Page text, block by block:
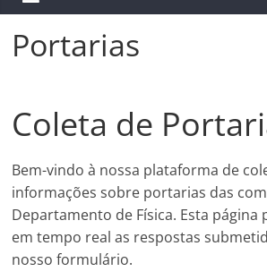
Portarias
Coleta de
Bem-vindo à nossa plataforma de
informações sobre portarias das
Departamento de Física. Esta
em tempo real as respostas
nosso formulário.